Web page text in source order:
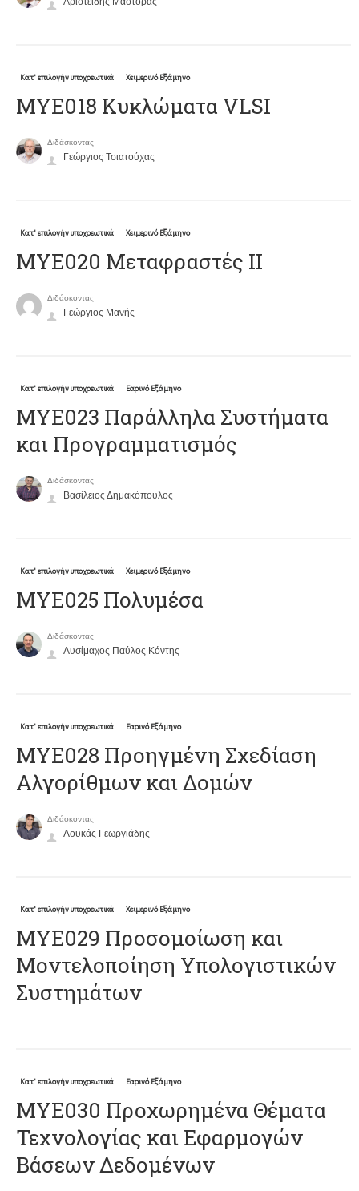
Κατ' επιλογήν υποχρεωτικά Χειμερινό Εξάμηνο
MYE018 Κυκλώματα VLSI
Διδάσκοντας
Γεώργιος Τσιατούχας
Κατ' επιλογήν υποχρεωτικά Χειμερινό Εξάμηνο
ΜΥΕ020 Μεταφραστές ΙΙ
Διδάσκοντας
Γεώργιος Μανής
Κατ' επιλογήν υποχρεωτικά Εαρινό Εξάμηνο
ΜΥΕ023 Παράλληλα Συστήματα
και Προγραμματισμός
Διδάσκοντας
Βασίλειος Δημακόπουλος
Κατ' επιλογήν υποχρεωτικά Χειμερινό Εξάμηνο
ΜΥΕ025 Πολυμέσα
Διδάσκοντας
Λυσίμαχος Παύλος Κόντης
Κατ' επιλογήν υποχρεωτικά Εαρινό Εξάμηνο
ΜΥΕ028 Προηγμένη Σχεδίαση
Αλγορίθμων και Δομών
Διδάσκοντας
Λουκάς Γεωργιάδης
Κατ' επιλογήν υποχρεωτικά Χειμερινό Εξάμηνο
ΜΥΕ029 Προσομοίωση και
Μοντελοποίηση Υπολογιστικών
Συστημάτων
Κατ' επιλογήν υποχρεωτικά Εαρινό Εξάμηνο
ΜΥΕ030 Προχωρημένα Θέματα
Τεχνολογίας και Εφαρμογών
Βάσεων Δεδομένων